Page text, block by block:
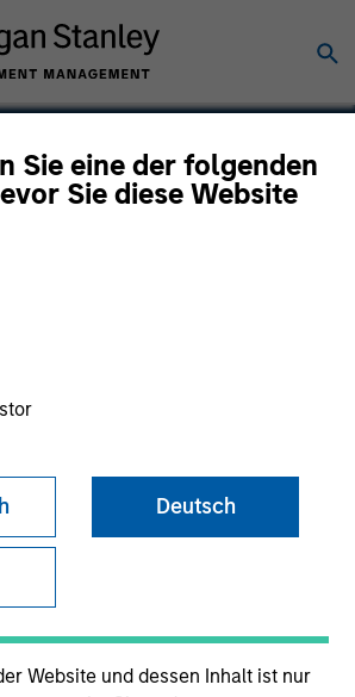
Sie eine der folgenden
Sie diese Website
Deutsch
Website und dessen Inhalt ist nur